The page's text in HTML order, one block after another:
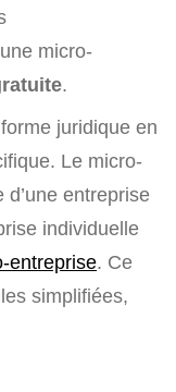
micro-
.
juridique en
Le micro-
entreprise
individuelle
entreprise. Ce
simplifiées,